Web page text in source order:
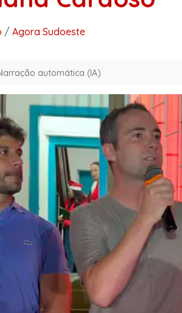
/ Agora Sudoeste
automática (IA)